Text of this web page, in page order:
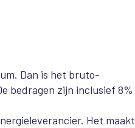
Dan is het bruto-
bedragen zijn inclusief 8%
Het maakt